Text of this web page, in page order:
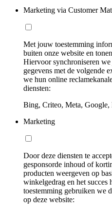
Marketing via Customer
Met jouw toestemming
buiten onze website en
Hiervoor synchroniseren
gegevens met de volgende
we hun online
diensten:
Bing, Criteo, Meta,
Marketing
Door deze diensten te
gesponsorde inhoud of
producten weergeven op
winkelgedrag en het
toestemming gebruiken we
op deze website: